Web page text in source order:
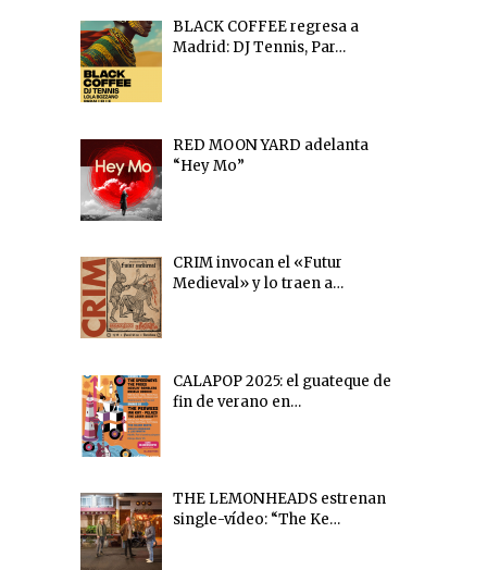
BLACK COFFEE regresa a
Madrid: DJ Tennis, Par…
RED MOON YARD adelanta
“Hey Mo”
CRIM invocan el «Futur
Medieval» y lo traen a…
CALAPOP 2025: el guateque de
fin de verano en…
THE LEMONHEADS estrenan
single-vídeo: “The Ke…